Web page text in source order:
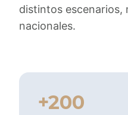
distintos escenarios,
nacionales.
+200